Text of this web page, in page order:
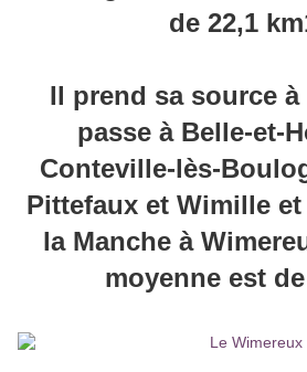
de 22,1
Il prend sa source à
passe à Belle-et-
Conteville-lès-
Pittefaux et Wimille
la Manche à
moyenne est